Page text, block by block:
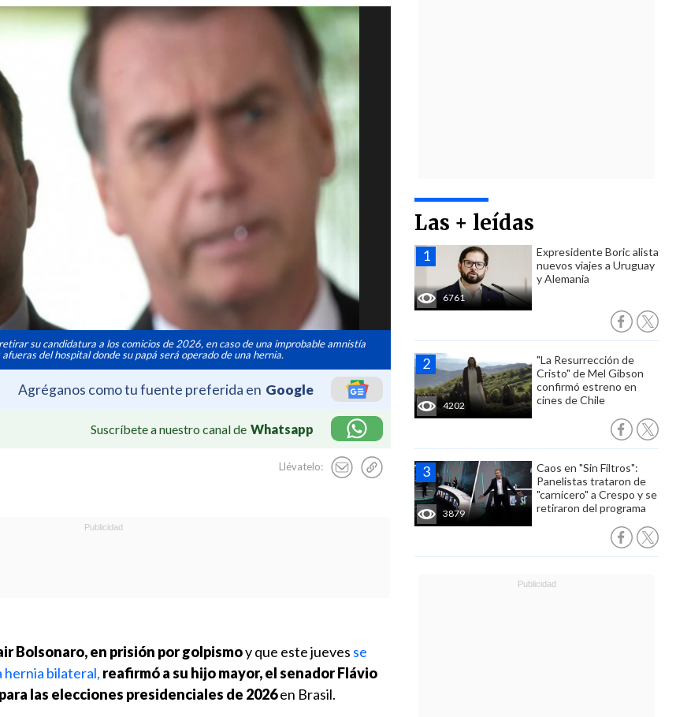
su candidatura a los comicios de 2026, en caso de una improbable amnistía
del hospital donde su papá será operado de una hernia.
Agréganos como tu fuente preferida en Google
Suscríbete a nuestro canal de Whatsapp
Llévatelo:
Las + leídas
6761
Expresidente Boric alista
nuevos viajes a Uruguay
y Alemania
4202
"La Resurrección de
Cristo" de Mel Gibson
confirmó estreno en
cines de Chile
3879
Caos en "Sin Filtros":
Panelistas trataron de
"carnicero" a Crespo y se
retiraron del programa
Bolsonaro,en prisión por golpismoy que este jueves se
hernia bilateral, reafirmó a su hijo mayor, el senador Flávio
las elecciones presidenciales de 2026en Brasil.